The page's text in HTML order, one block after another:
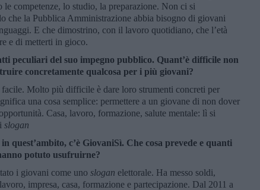
le competenze, lo studio, la preparazione. Non ci si
che la Pubblica Amministrazione abbia bisogno di giovani
E che dimostrino, con il lavoro quotidiano, che l’età
e di metterti in gioco.
peculiari del suo impegno pubblico. Quant’è difficile non
concretamente qualcosa per i più giovani?
Molto più difficile è dare loro strumenti concreti per
una cosa semplice: permettere a un giovane di non dover
Casa, lavoro, formazione, salute mentale: lì si
slogan
quest’ambito, c’è GiovaniSì. Che cosa prevede e quanti
potuto usufruirne?
i giovani come uno slogan elettorale. Ha messo soldi,
impresa, casa, formazione e partecipazione. Dal 2011 a